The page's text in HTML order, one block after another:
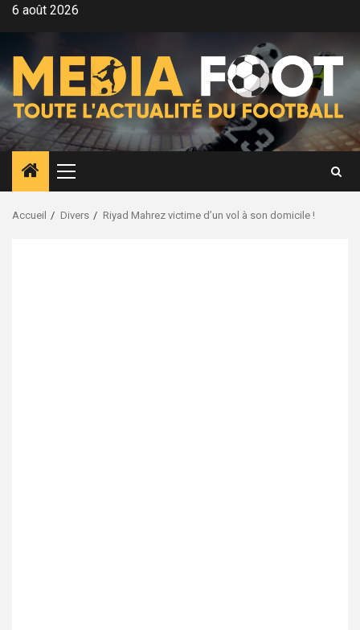
Aller6 août 2026
Menu
principal
Accueil Divers Riyad Mahrez victime d’un vol à son domicile !